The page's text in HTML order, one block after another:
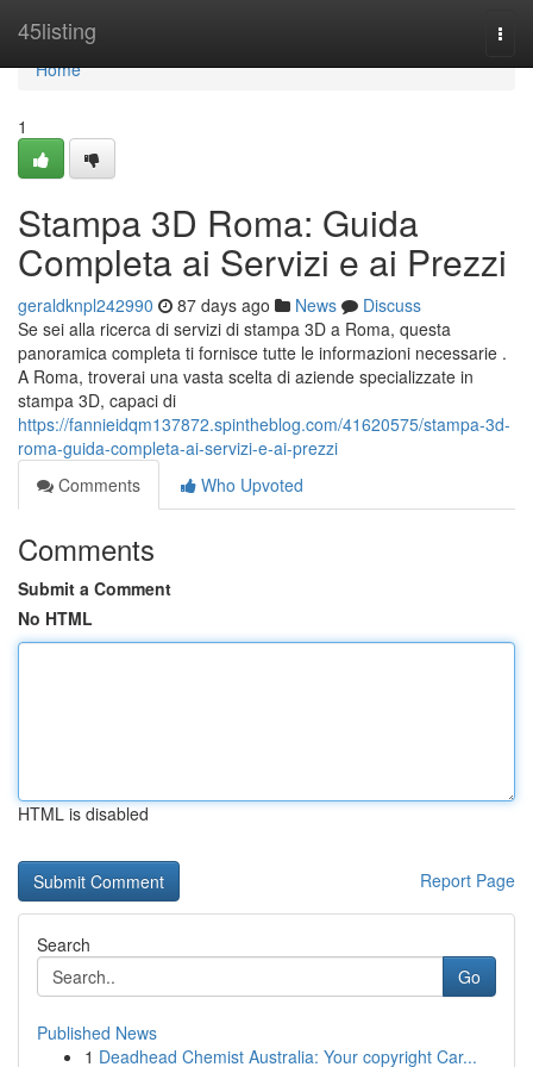
45listing
Home
Home
1
Stampa 3D Roma: Guida
Completa ai Servizi e ai Prezzi
geraldknpl242990 87 days ago News
Discuss
Se sei alla ricerca di servizi di stampa 3D a Roma, questa
panoramica completa ti fornisce tutte le informazioni necessarie .
A Roma, troverai una vasta scelta di aziende specializzate in
stampa 3D, capaci di
https://fannieidqm137872.spintheblog.com/41620575/stampa-3d-
roma-guida-completa-ai-servizi-e-ai-prezzi
Comments
Who Upvoted
Comments
Submit a Comment
No HTML
HTML is disabled
Report Page
Search
Go
Published News
1 Deadhead Chemist Australia: Your copyright Car...